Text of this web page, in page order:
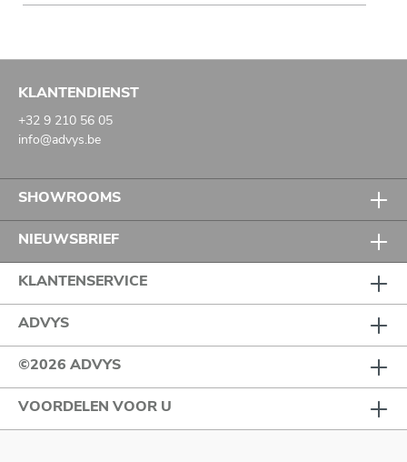
KLANTENDIENST
+32 9 210 56 05
info@advys.be
SHOWROOMS
NIEUWSBRIEF
KLANTENSERVICE
ADVYS
©2026 ADVYS
VOORDELEN VOOR U